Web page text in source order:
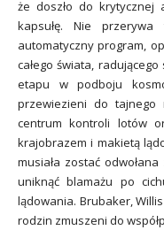
że doszło do krytycznej
kapsułę. Nie
automatyczny program,
całego świata,
etapu w podboju
przewiezieni do tajnego
centrum kontroli lotów
krajobrazem i makietą
musiała zostać
uniknąć blamażu po
lądowania. Brubaker,
rodzin zmuszeni do